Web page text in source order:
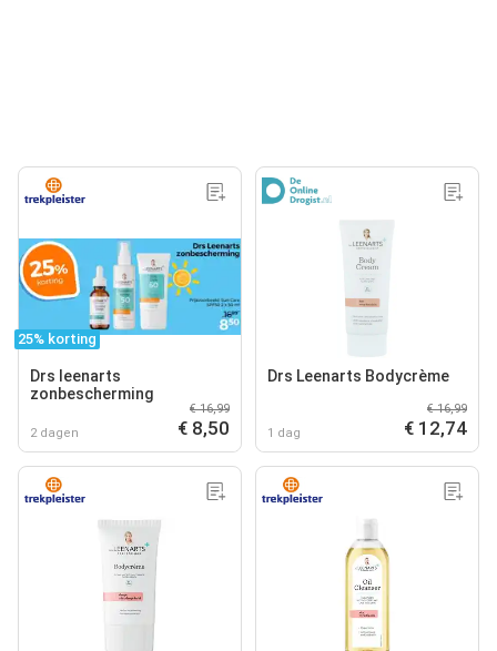
25% korting
Drs leenarts
zonbescherming
2 dagen
€ 16,99
€ 8,50
Drs Leenarts Bodycrème
1 dag
€ 16,99
€ 12,74